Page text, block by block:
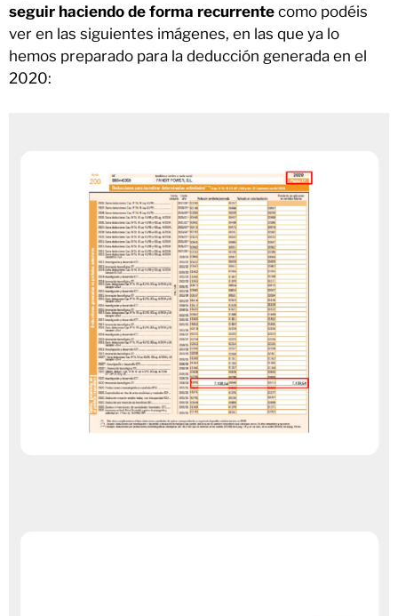
seguir haciendo de forma recurrente como podéis
ver en las siguientes imágenes, en las que ya lo
hemos preparado para la deducción generada en el
2020: